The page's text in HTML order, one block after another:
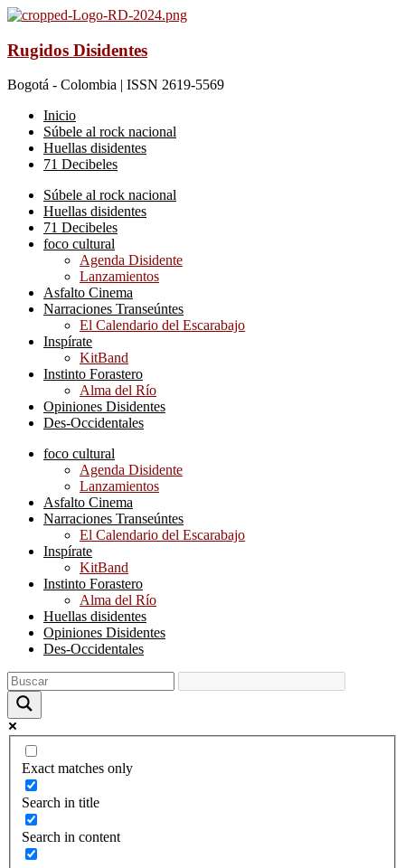
Rugidos Disidentes
Bogotá - Colombia | ISSN 2619-5569
Inicio
Súbele al rock nacional
Huellas disidentes
71 Decibeles
Súbele al rock nacional
Huellas disidentes
71 Decibeles
foco cultural
Agenda Disidente
Lanzamientos
Asfalto Cinema
Narraciones Transeúntes
El Calendario del Escarabajo
Inspírate
KitBand
Instinto Forastero
Alma del Río
Opiniones Disidentes
Des-Occidentales
foco cultural
Agenda Disidente
Lanzamientos
Asfalto Cinema
Narraciones Transeúntes
El Calendario del Escarabajo
Inspírate
KitBand
Instinto Forastero
Alma del Río
Huellas disidentes
Opiniones Disidentes
Des-Occidentales
Exact matches only
Search in title
Search in content